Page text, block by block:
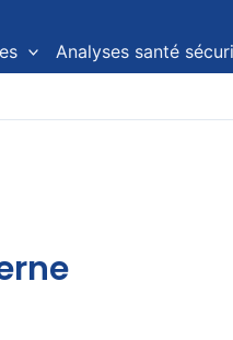
Analyses santé